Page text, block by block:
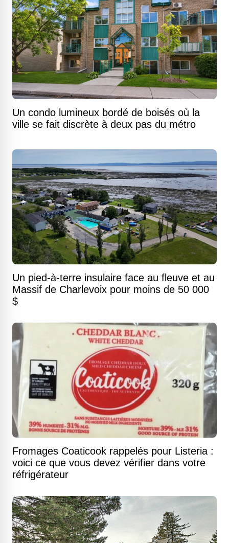
Un condo lumineux bordé de boisés où la
ville se fait discrète à deux pas du métro
Un pied-à-terre insulaire face au fleuve et au
Massif de Charlevoix pour moins de 50 000
$
Fromages Coaticook rappelés pour Listeria :
voici ce que vous devez vérifier dans votre
réfrigérateur